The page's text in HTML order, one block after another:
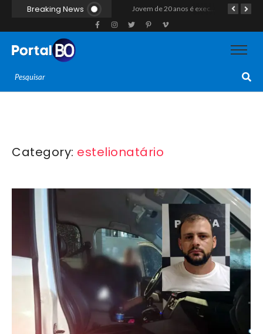
Breaking News “Operação Liberdade”: Polícias Civil e Militar prendem seis integrantes de grupo criminoso por tráfico de drogas em Tibau do Sul Jovem de 20 anos é executado a tiros em rede na companhia da namorada após criminosos invadirem casa fingindo ser policiais em Assú
Category: estelionatário